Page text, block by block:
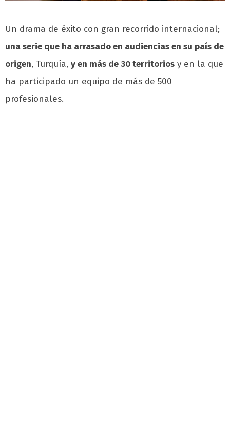
Un drama de éxito con gran recorrido internacional;
una serie que ha arrasado en audiencias en su país de
origen, Turquía, y en más de 30 territorios y en la que
ha participado un equipo de más de 500
profesionales.